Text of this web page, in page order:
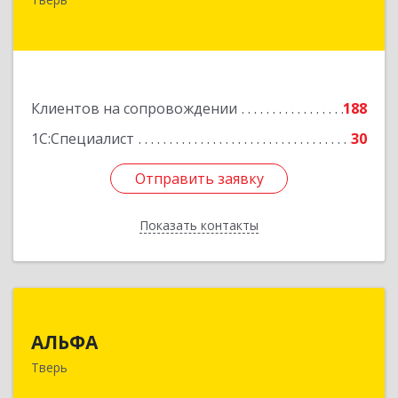
Клиентов на сопровождении
188
1С:Специалист
30
Отправить заявку
Показать контакты
Подробнее
Отправить заявку
Назад
АЛЬФА
Тверь